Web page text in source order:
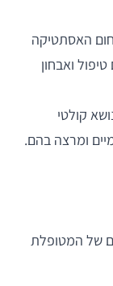
האסתטיקה
ואבחון
קולטי
ומרצה בהם.
של המטופלת